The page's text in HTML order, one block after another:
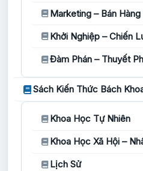
Marketing – Bán Hàng
Khởi Nghiệp – Chiến
Đàm Phán – Thuyết
Sách Kiến Thức Bách
Khoa Học Tự Nhiên
Khoa Học Xã Hội –
Lịch Sử